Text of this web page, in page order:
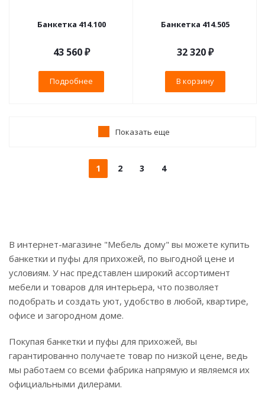
Банкетка 414.100
43 560 ₽
Подробнее
Банкетка 414.505
32 320₽
В корзину
Показать еще
1 2 3 4
В интернет-магазине "Мебель дому" вы можете купить
банкетки и пуфы для прихожей, по выгодной цене и
условиям. У нас представлен широкий ассортимент
мебели и товаров для интерьера, что позволяет
подобрать и создать уют, удобство в любой, квартире,
офисе и загородном доме.
Покупая банкетки и пуфы для прихожей, вы
гарантированно получаете товар по низкой цене, ведь
мы работаем со всеми фабрика напрямую и являемся их
официальными дилерами.